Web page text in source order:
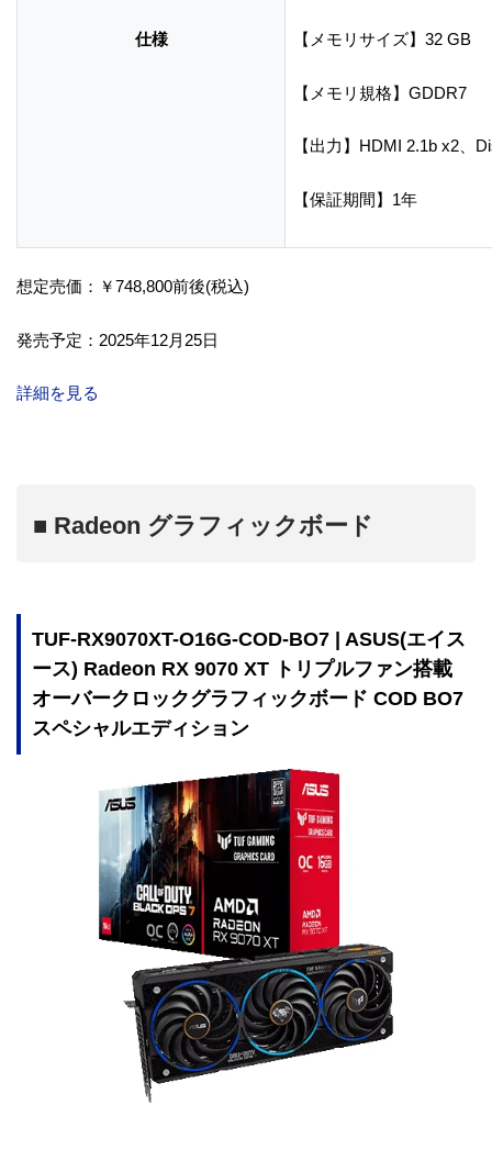
仕様 【メモリサイズ】32 GB
【メモリ規格】GDDR7
【出力】HDMI 2.1b x2、
【保証期間】1年
想定売価：￥748,800前後(税込)
発売予定：2025年12月25日
詳細を見る
■ Radeon グラフィックボード
TUF-RX9070XT-O16G-COD-BO7 | ASUS(エイス
ース) Radeon RX 9070 XT トリプルファン搭載
オーバークロックグラフィックボード COD BO7
スペシャルエディション